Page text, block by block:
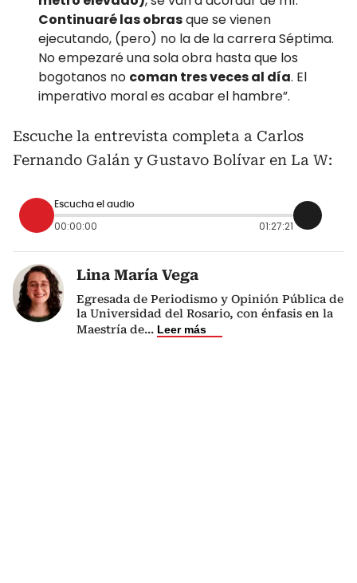
Continuaré las obrasque se vienen
ejecutando, (pero) no la de la carrera Séptima.
No empezaré una sola obra hasta que los
bogotanos no coman tres veces al día. El
imperativo moral es acabar el hambre”.
Escuche la entrevista completa a Carlos
Fernando Galán y Gustavo Bolívar en La W:
Escucha el audio
00:00:00 01:27:21
Lina María Vega
Egresada de Periodismo y Opinión Pública de
la Universidad del Rosario, con énfasis en la
Maestría de... Leer más